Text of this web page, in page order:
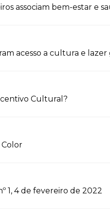
associam bem-estar e
acesso a cultura e
Cultural?
Color
1, 4 de fevereiro de 2022